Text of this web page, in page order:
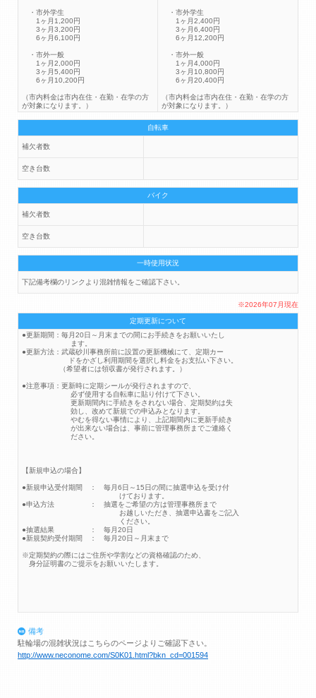
・市外学生
1ヶ月1,200円
3ヶ月3,200円
6ヶ月6,100円
・市外一般
1ヶ月2,000円
3ヶ月5,400円
6ヶ月10,200円
（市内料金は市内在住・在勤・在学の方
が対象になります。）
・市外学生
1ヶ月2,400円
3ヶ月6,400円
6ヶ月12,200円
・市外一般
1ヶ月4,000円
3ヶ月10,800円
6ヶ月20,400円
（市内料金は市内在住・在勤・在学の方
が対象になります。）
自転車
補欠者数
空き台数
バイク
補欠者数
空き台数
一時使用状況
下記備考欄のリンクより混雑情報をご確認下さい。
※2026年07月現在
定期更新について
●更新期間：毎月20日～月末までの間にお手続きをお願いいたし
ます。
●更新方法：武蔵砂川事務所前に設置の更新機械にて、定期カー
ドをかざし利用期間を選択し料金をお支払い下さい。
（希望者には領収書が発行されます。）
●注意事項：更新時に定期シールが発行されますので、
必ず使用する自転車に貼り付けて下さい。
更新期間内に手続きをされない場合、定期契約は失
効し、改めて新規での申込みとなります。
やむを得ない事情により、上記期間内に更新手続き
が出来ない場合は、事前に管理事務所までご連絡く
ださい。
【新規申込の場合】
●新規申込受付期間 ： 毎月6日～15日の間に抽選申込を受け付
けております。
●申込方法 ： 抽選をご希望の方は管理事務所まで
お越しいただき、抽選申込書をご記入
ください。
●抽選結果 ： 毎月20日
●新規契約受付期間 ： 毎月20日～月末まで
※定期契約の際にはご住所や学割などの資格確認のため、
身分証明書のご提示をお願いいたします。
備考
駐輪場の混雑状況はこちらのページよりご確認下さい。
http://www.neconome.com/S0K01.html?bkn_cd=001594